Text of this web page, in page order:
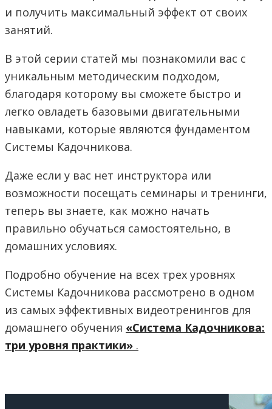
и получить максимальный эффект от своих
занятий.
В этой серии статей мы познакомили вас с
уникальным методическим подходом,
благодаря которому вы сможете быстро и
легко овладеть базовыми двигательными
навыками, которые являются фундаментом
Системы Кадочникова.
Даже если у вас нет инструктора или
возможности посещать семинары и тренинги,
теперь вы знаете, как можно начать
правильно обучаться самостоятельно, в
домашних условиях.
Подробно обучение на всех трех уровнях
Системы Кадочникова рассмотрено в одном
из самых эффективных видеотренингов для
домашнего обучения «Система Кадочникова:
три уровня практики» .